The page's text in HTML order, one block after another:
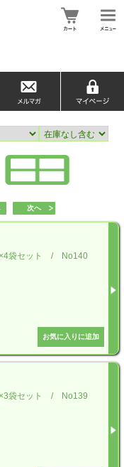
次へ
袋セット / No140
袋セット / No139